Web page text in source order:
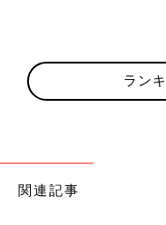
ラン
関連記事